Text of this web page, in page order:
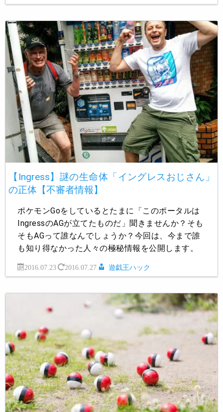
【Ingress】謎の生命体「イングレスおじさん」
の正体【不審者情報】
ポケモンGoをしているとたまに「このポータルは
IngressのAGが立てたものだ」聞きませんか？そも
そもAGって誰なんでしょうか？今回は、今まで誰
も知り得なかった人々の極秘情報を公開します。
2016.07.23 2016.07.27 遊戯王ハック